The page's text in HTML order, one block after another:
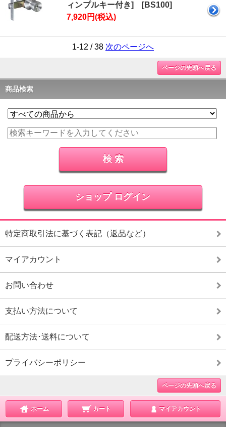
ィンプルキー付き] [BS100]
7,920円(税込)
1-12 / 38 次のページへ
ページの先頭へ戻る
商品検索
ショップ ログイン
特定商取引法に基づく表記（返品など）
マイアカウント
お問い合わせ
支払い方法について
配送方法･送料について
プライバシーポリシー
ページの先頭へ戻る
ホーム カート マイアカウント